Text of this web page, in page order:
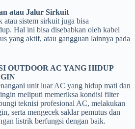
atau Jalur Sirkuit
sistem sirkuit juga bisa
Hal ini bisa disebabkan oleh kabel
yang aktif, atau gangguan lainnya pada
OUTDOOR AC YANG HIDUP
unit luar AC yang hidup mati dan
meliputi memeriksa kondisi filter
teknisi profesional AC, melakukan
serta mengecek saklar pemutus dan
listrik berfungsi dengan baik.